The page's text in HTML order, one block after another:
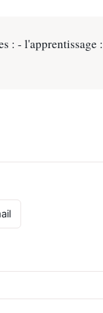
: - l'apprentissage :